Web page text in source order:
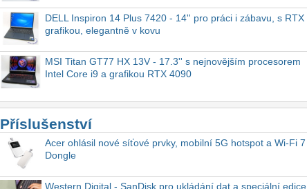
DELL Inspiron 14 Plus 7420 - 14'' pro práci i zábavu, s RTX
grafikou, elegantně v kovu
MSI Titan GT77 HX 13V - 17.3'' s nejnovějším procesorem
Intel Core i9 a grafikou RTX 4090
Příslušenství
Acer ohlásil nové síťové prvky, mobilní 5G hotspot a Wi-Fi 7
Dongle
Western Digital - SanDisk pro ukládání dat a speciální edice